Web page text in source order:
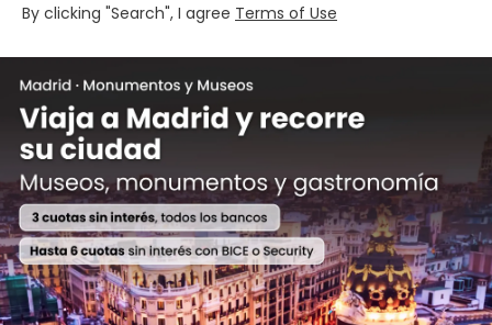
By clicking "Search", I agree Terms of Use